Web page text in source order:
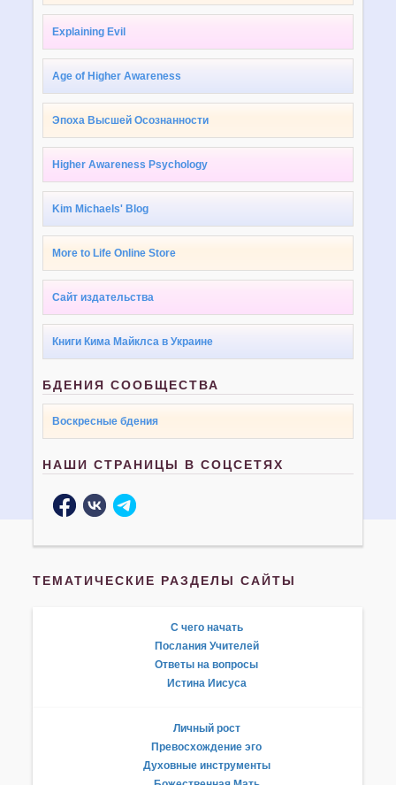
Explaining Evil
Age of Higher Awareness
Эпоха Высшей Осознанности
Higher Awareness Psychology
Kim Michaels' Blog
More to Life Online Store
Сайт издательства
Книги Кима Майклса в Украине
БДЕНИЯ СООБЩЕСТВА
Воскресные бдения
НАШИ СТРАНИЦЫ В СОЦСЕТЯХ
ТЕМАТИЧЕСКИЕ РАЗДЕЛЫ САЙТЫ
С чего начать
Послания Учителей
Ответы на вопросы
Истина Иисуса
Личный рост
Превосхождение эго
Духовные инструменты